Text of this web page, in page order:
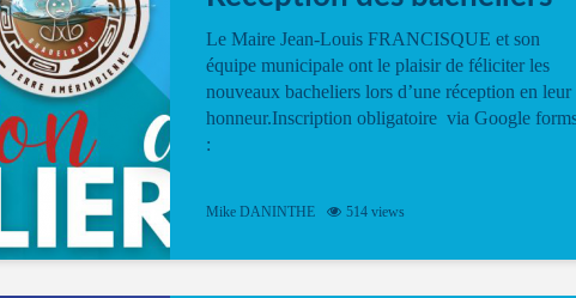
Le Maire Jean-Louis FRANCISQUE et son
équipe municipale ont le plaisir de féliciter les
nouveaux bacheliers lors d’une réception en leur
honneur.Inscription obligatoire via Google
:
Mike DANINTHE 514 views